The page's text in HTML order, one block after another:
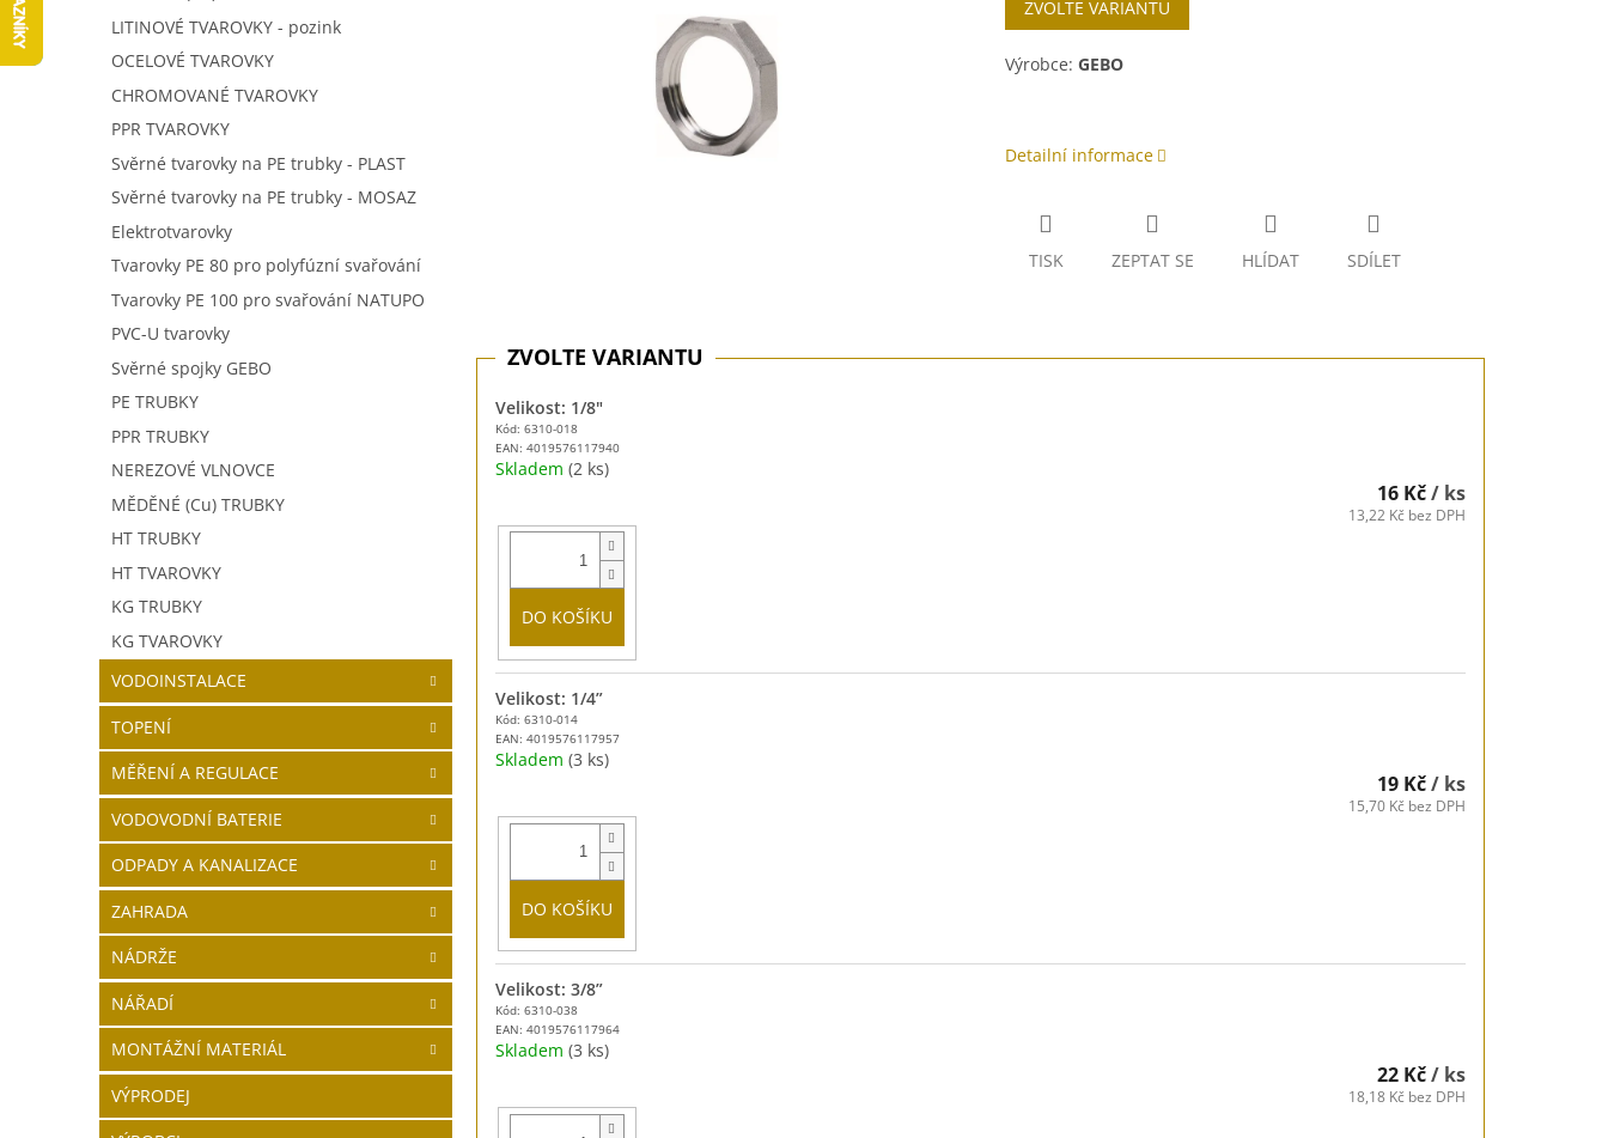
LITINOVÉ TVAROVKY - pozink
OCELOVÉ TVAROVKY
CHROMOVANÉ TVAROVKY
PPR TVAROVKY
Svěrné tvarovky na PE trubky - PLAST
Svěrné tvarovky na PE trubky - MOSAZ
Elektrotvarovky
Tvarovky PE 80 pro polyfúzní svařování
Tvarovky PE 100 pro svařování NATUPO
PVC-U tvarovky
Svěrné spojky GEBO
PE TRUBKY
PPR TRUBKY
NEREZOVÉ VLNOVCE
MĚDĚNÉ (Cu) TRUBKY
HT TRUBKY
HT TVAROVKY
KG TRUBKY
KG TVAROVKY
VODOINSTALACE
TOPENÍ
MĚŘENÍ A REGULACE
VODOVODNÍ BATERIE
ODPADY A KANALIZACE
ZAHRADA
NÁDRŽE
NÁŘADÍ
MONTÁŽNÍ MATERIÁL
VÝPRODEJ
cena:
ZVOLTE VARIANTU
Výrobce: GEBO
Detailní informace
TISK ZEPTAT SE HLÍDAT SDÍLET
Kód: 6310-018
EAN: 4019576117940
Velikost: 1/8"
Skladem (2 ks)
16 Kč/ ks
13,22 Kč bez DPH
DO KOŠÍKU
Kód: 6310-014
EAN: 4019576117957
Velikost: 1/4”
Skladem (3 ks)
19 Kč/ ks
15,70 Kč bez DPH
DO KOŠÍKU
Kód: 6310-038
EAN: 4019576117964
Velikost: 3/8”
Skladem (3 ks)
22 Kč/ ks
18,18 Kč bez DPH